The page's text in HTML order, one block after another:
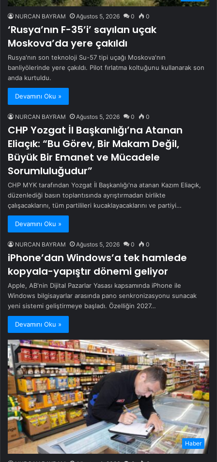
NURCAN BAYRAM Ağustos 5, 2026 0 0
‘Rusya’nın F-35’i’ sayılan uçak
Moskova’da yere çakıldı
Rusya'nın son teknoloji Su-57 tipi uçağı Moskova'nın
banliyölerinde yere çakıldı. Pilot fırlatma koltuğunu kullanarak son
anda kurtuldu.
Devamını Oku »
NURCAN BAYRAM Ağustos 5, 2026 0 0
CHP Yozgat İl Başkanlığı’na Atanan
Eliaçık: “Bu Görev, Bir Makam Değil,
Büyük Bir Emanet ve Mücadele
Sorumluluğudur”
CHP MYK tarafından Yozgat İl Başkanlığı'na atanan Kazım Eliaçık,
düzenlediği basın toplantısında ayrıştırmadan birlikte
çalışacaklarını, tüm partilileri kucaklayacaklarını ve partiyi…
Devamını Oku »
NURCAN BAYRAM Ağustos 5, 2026 0 0
iPhone’dan Windows’a tek hamlede
kopyala-yapıştır dönemi geliyor
Apple, AB'nin Dijital Pazarlar Yasası kapsamında iPhone ile
Windows bilgisayarlar arasında pano senkronizasyonu sunacak
yeni sistemi geliştirmeye başladı. Özelliğin 2027…
Devamını Oku »
Haber